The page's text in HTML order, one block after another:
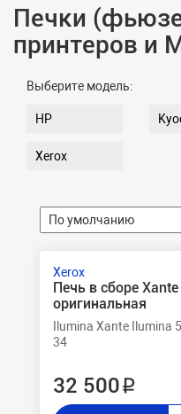
Печки
принтеров и
Выберите модель:
HP
Xerox
Xerox
Печь в сборе
оригинальная
Ilumina Xante Ilumina
34
32 500 ₽